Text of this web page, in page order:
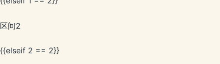
区间2
{{elseif 2 == 2}}